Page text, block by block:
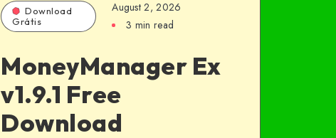
Download
Grátis
August 2, 2026
3 min read
MoneyManager Ex
v1.9.1 Free
Download